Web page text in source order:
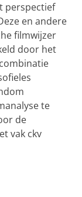
perspectief
en andere
filmwijzer
door het
te
de
vak ckv